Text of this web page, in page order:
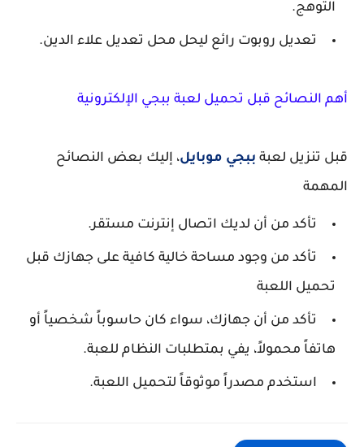
التوهج.
تعديل روبوت رائع ليحل محل تعديل علاء الدين.
أهم النصائح قبل تحميل لعبة ببجي الإلكترونية
قبل تنزيل لعبة ببجي موبايل، إليك بعض النصائح
المهمة
تأكد من أن لديك اتصال إنترنت مستقر.
تأكد من وجود مساحة خالية كافية على جهازك قبل
تحميل اللعبة
تأكد من أن جهازك، سواء كان حاسوباً شخصياً أو
هاتفاً محمولاً، يفي بمتطلبات النظام للعبة.
استخدم مصدراً موثوقاً لتحميل اللعبة.